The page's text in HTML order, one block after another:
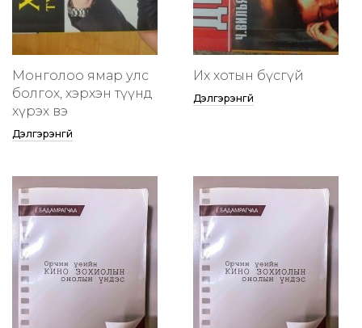
Монголоо ямар улс
болгох, хэрхэн түүнд
хүрэх вэ
Дэлгэрэнгүй
Их хотын бүсгүй
Дэлгэрэнгүй